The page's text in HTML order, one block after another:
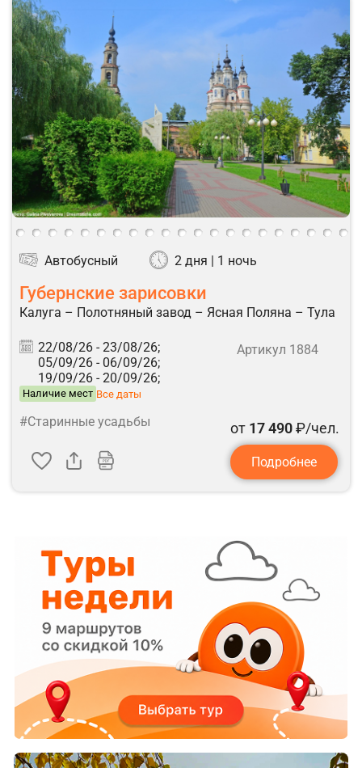
Автобусный 2 дня | 1 ночь
Губернские зарисовки
Калуга – Полотняный завод – Ясная Поляна – Тула
22/08/26 - 23/08/26;
05/09/26 - 06/09/26;
19/09/26 - 20/09/26;
Наличие мест Все даты
Артикул 1884
#Старинные усадьбы от 17 490₽/чел.
Подробнее